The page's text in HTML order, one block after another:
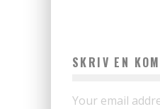
SKRIV EN
Your email